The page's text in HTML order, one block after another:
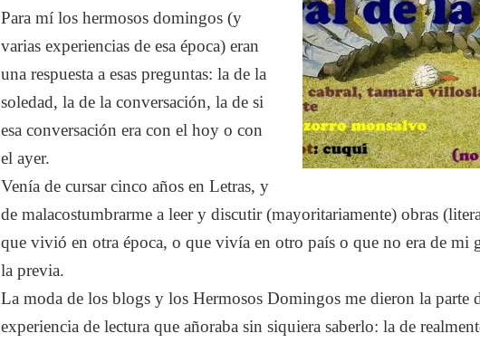
Para mí los hermosos domingos (y
varias experiencias de esa época) eran
una respuesta a esas preguntas: la de la
soledad, la de la conversación, la de si
esa conversación era con el hoy o con
el ayer.
Venía de cursar cinco años en Letras, y
de malacostumbrarme a leer y discutir (mayoritariamente) obras
que vivió en otra época, o que vivía en otro país o que no era de mi
la previa.
La moda de los blogs y los Hermosos Domingos me dieron la parte
experiencia de lectura que añoraba sin siquiera saberlo: la de